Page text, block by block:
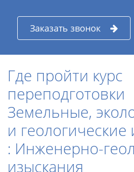
Заказать звонок
Где пройти курс
переподготовки
Земельные,
и геологические
: Инженерно-
изыскания